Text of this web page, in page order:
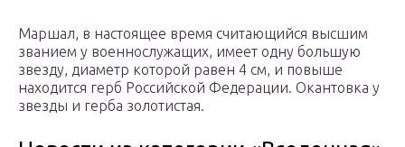
Маршал, в настоящее время считающийся высшим
званием у военнослужащих, имеет одну большую
звезду, диаметр которой равен 4 см, и повыше
находится герб Российской Федерации. Окантовка у
звезды и герба золотистая.